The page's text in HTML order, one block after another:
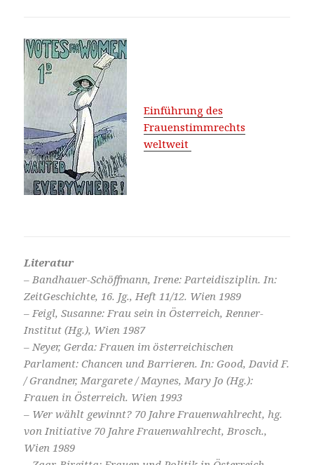
Einführung des
Frauenstimmrechts
weltweit
Literatur
– Bandhauer-Schöffmann, Irene: Parteidisziplin. In:
ZeitGeschichte, 16. Jg., Heft 11/12. Wien 1989
– Feigl, Susanne: Frau sein in Österreich, Renner-
Institut (Hg.), Wien 1987
– Neyer, Gerda: Frauen im österreichischen
Parlament: Chancen und Barrieren. In: Good, David F.
/ Grandner, Margarete / Maynes, Mary Jo (Hg.):
Frauen in Österreich. Wien 1993
– Wer wählt gewinnt? 70 Jahre Frauenwahlrecht, hg.
von Initiative 70 Jahre Frauenwahlrecht, Brosch.,
Wien 1989